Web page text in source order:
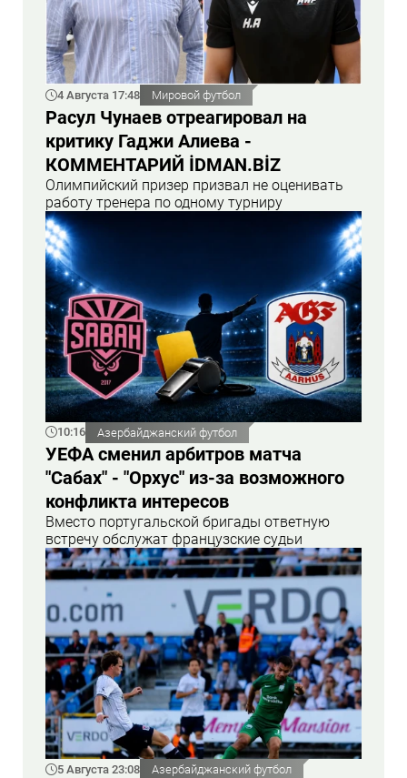
4 Августа 17:48 Мировой футбол
Расул Чунаев отреагировал на
критику Гаджи Алиева -
КОММЕНТАРИЙ İDMAN.BİZ
Олимпийский призер призвал не оценивать
работу тренера по одному турниру
10:16 Азербайджанский футбол
УЕФА сменил арбитров матча
"Сабах" - "Орхус" из-за возможного
конфликта интересов
Вместо португальской бригады ответную
встречу обслужат французские судьи
5 Августа 23:08 Азербайджанский футбол